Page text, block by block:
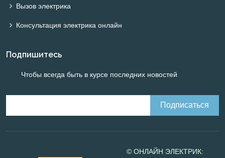
Вызов электрика
Консультация электрика онлайн
Подпишитесь
Чтобы всегда быть в курсе последних новостей
© ОНЛАЙН ЭЛЕКТРИК: